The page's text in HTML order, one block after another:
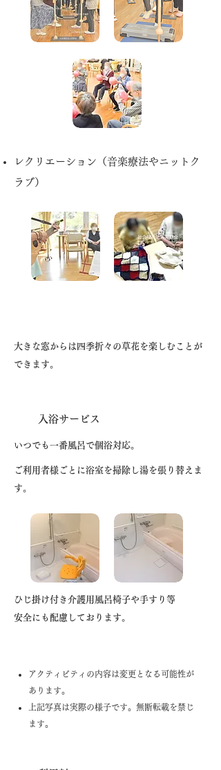
レクリエーション（音楽療法やニットク
ラブ）
大きな窓からは四季折々の草花を楽しむことが
できます。
​入浴サービス
ご利用者様ごとに浴室を掃除し湯を張り替えま
す。
いつでも一番風呂で個浴対応。
ひじ掛け付き介護用風呂椅子や手すり等
安全にも配慮しております。
アクティビティの​内容は変更となる可能性が
あります。
上記写真は実際の様子です。無断転載を禁じ
ます。